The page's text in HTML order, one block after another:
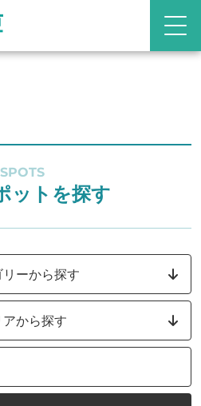
SPOTS
ットを探す
リーから探す
アから探す